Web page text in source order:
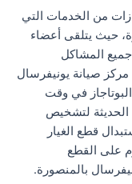
من الخدمات التي
حيث يتلقى أعضاء
جميع المشاكل
صيانة يونيفرسال
في وقت
لتشخيص
قطع الغيار
على القطع
بالمنصورة.